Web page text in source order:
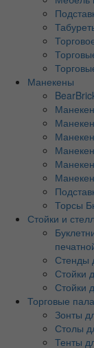
Манекены
Торсы
Стойки и
Стенды
Стойки
Стойки
Торговые
Зонты
Столы
Тенты